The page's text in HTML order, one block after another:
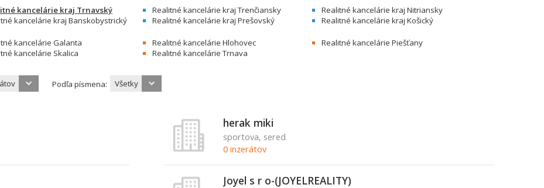
kancelárie kraj Trnavský Realitné kancelárie kraj Trenčiansky
Realitné kancelárie kraj Nitriansky
kancelárie kraj Banskobystrický Realitné kancelárie kraj Prešovský Realitné kancelárie kraj Košický
kancelárie Galanta Realitné kancelárie Hlohovec
Realitné kancelárie Piešťany
kancelárie Skalica Realitné kancelárie Trnava
Podľa písmena: Všetky
herak miki
sportova, sered
0 inzerátov
Joyel s r o-(JOYELREALITY)